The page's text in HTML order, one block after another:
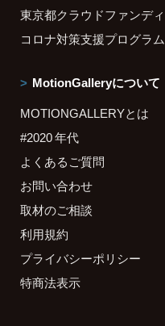
東京都クラウドファンデ
コロナ対策支援プログラ
MotionGalleryについて
MOTIONGALLERYとは
#2020 年代
よくあるご質問
お問い合わせ
取材のご相談
利用規約
プライバシーポリシー
特商法表示